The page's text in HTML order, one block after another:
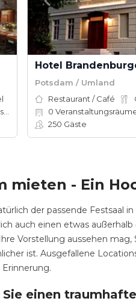
Hotel
Potsdam / Umland
Restaurant / Café
0
250 Gäste
mieten - Ein
der passende Festsaal
auch einen etwas
Vorstellung aussehen
ist. Ausgefallene
einen